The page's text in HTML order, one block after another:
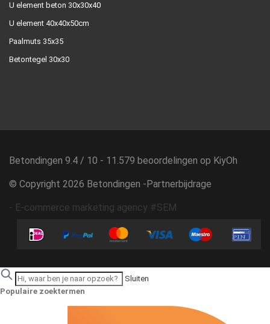
U element beton 30x30x40
U element 40x40x50cm
Paalmuts 35x35
Betontegel 30x30
Betondingen 9.4 / 10 - 11.579 beoordelingen op KiyOh
© Copyright 2026 Betondingen - Partnerbijdrage
- E-commerce marketing agency #SEM
Sluiten
Populaire zoektermen